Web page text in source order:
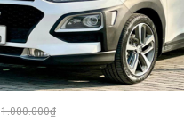
1.000.000₫